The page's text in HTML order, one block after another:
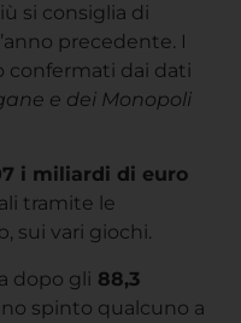
si consiglia di
precedente. I
confermati dai dati
e dei Monopoli
i miliardi di euro
tramite le
sui vari giochi.
dopo gli 88,3
spinto qualcuno a